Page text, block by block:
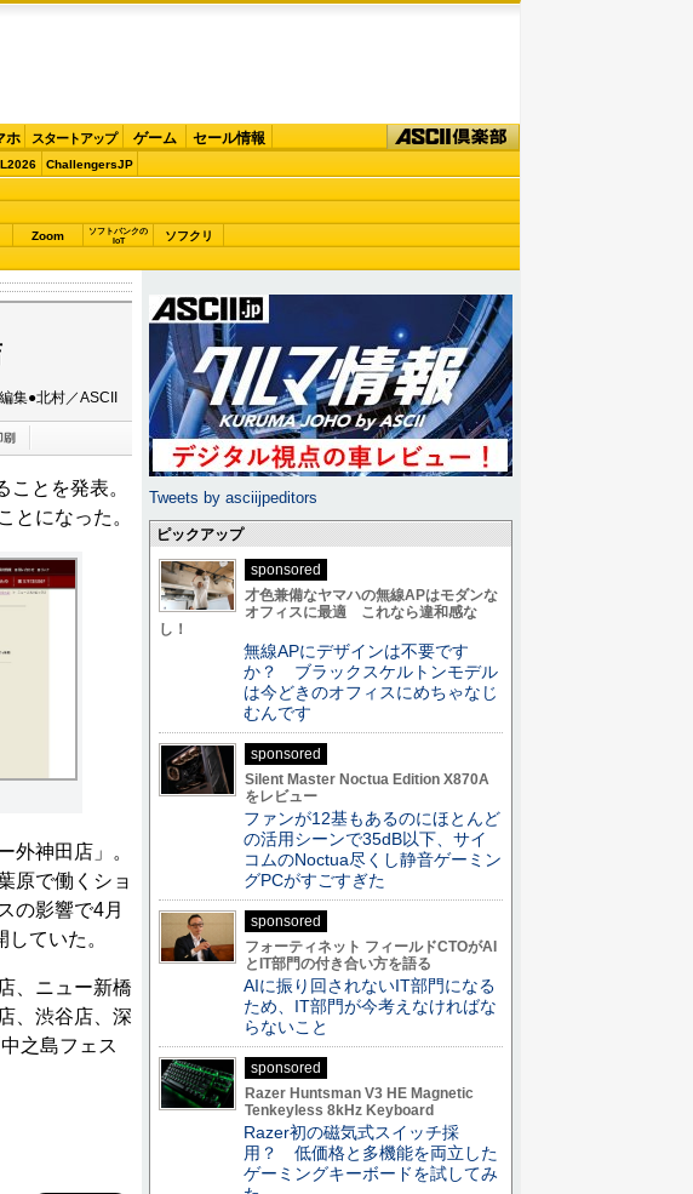
ホ スタートアップ ゲーム セール情報
ChallengersJP
Zoom
ソフトバンクの
IoT
ソフクリ
集●北村／ASCII
とを発表。
とになった。
神田店」。
原で働くショ
の影響で4月
ていた。
、ニュー新橋
、渋谷店、深
之島フェス
Tweets by asciijpeditors
ピックアップ
sponsored
才色兼備なヤマハの無線APはモダンな
オフィスに最適 これなら違和感な
し！
無線APにデザインは不要です
か？ ブラックスケルトンモデル
は今どきのオフィスにめちゃなじ
むんです
sponsored
Silent Master Noctua Edition X870A
をレビュー
ファンが12基もあるのにほとんど
の活用シーンで35dB以下、サイ
コムのNoctua尽くし静音ゲーミン
グPCがすごすぎた
sponsored
フォーティネット フィールドCTOがAI
とIT部門の付き合い方を語る
AIに振り回されないIT部門になる
ため、IT部門が今考えなければな
らないこと
sponsored
Razer Huntsman V3 HE Magnetic
Tenkeyless 8kHz Keyboard
Razer初の磁気式スイッチ採
用？ 低価格と多機能を両立した
ゲーミングキーボードを試してみ